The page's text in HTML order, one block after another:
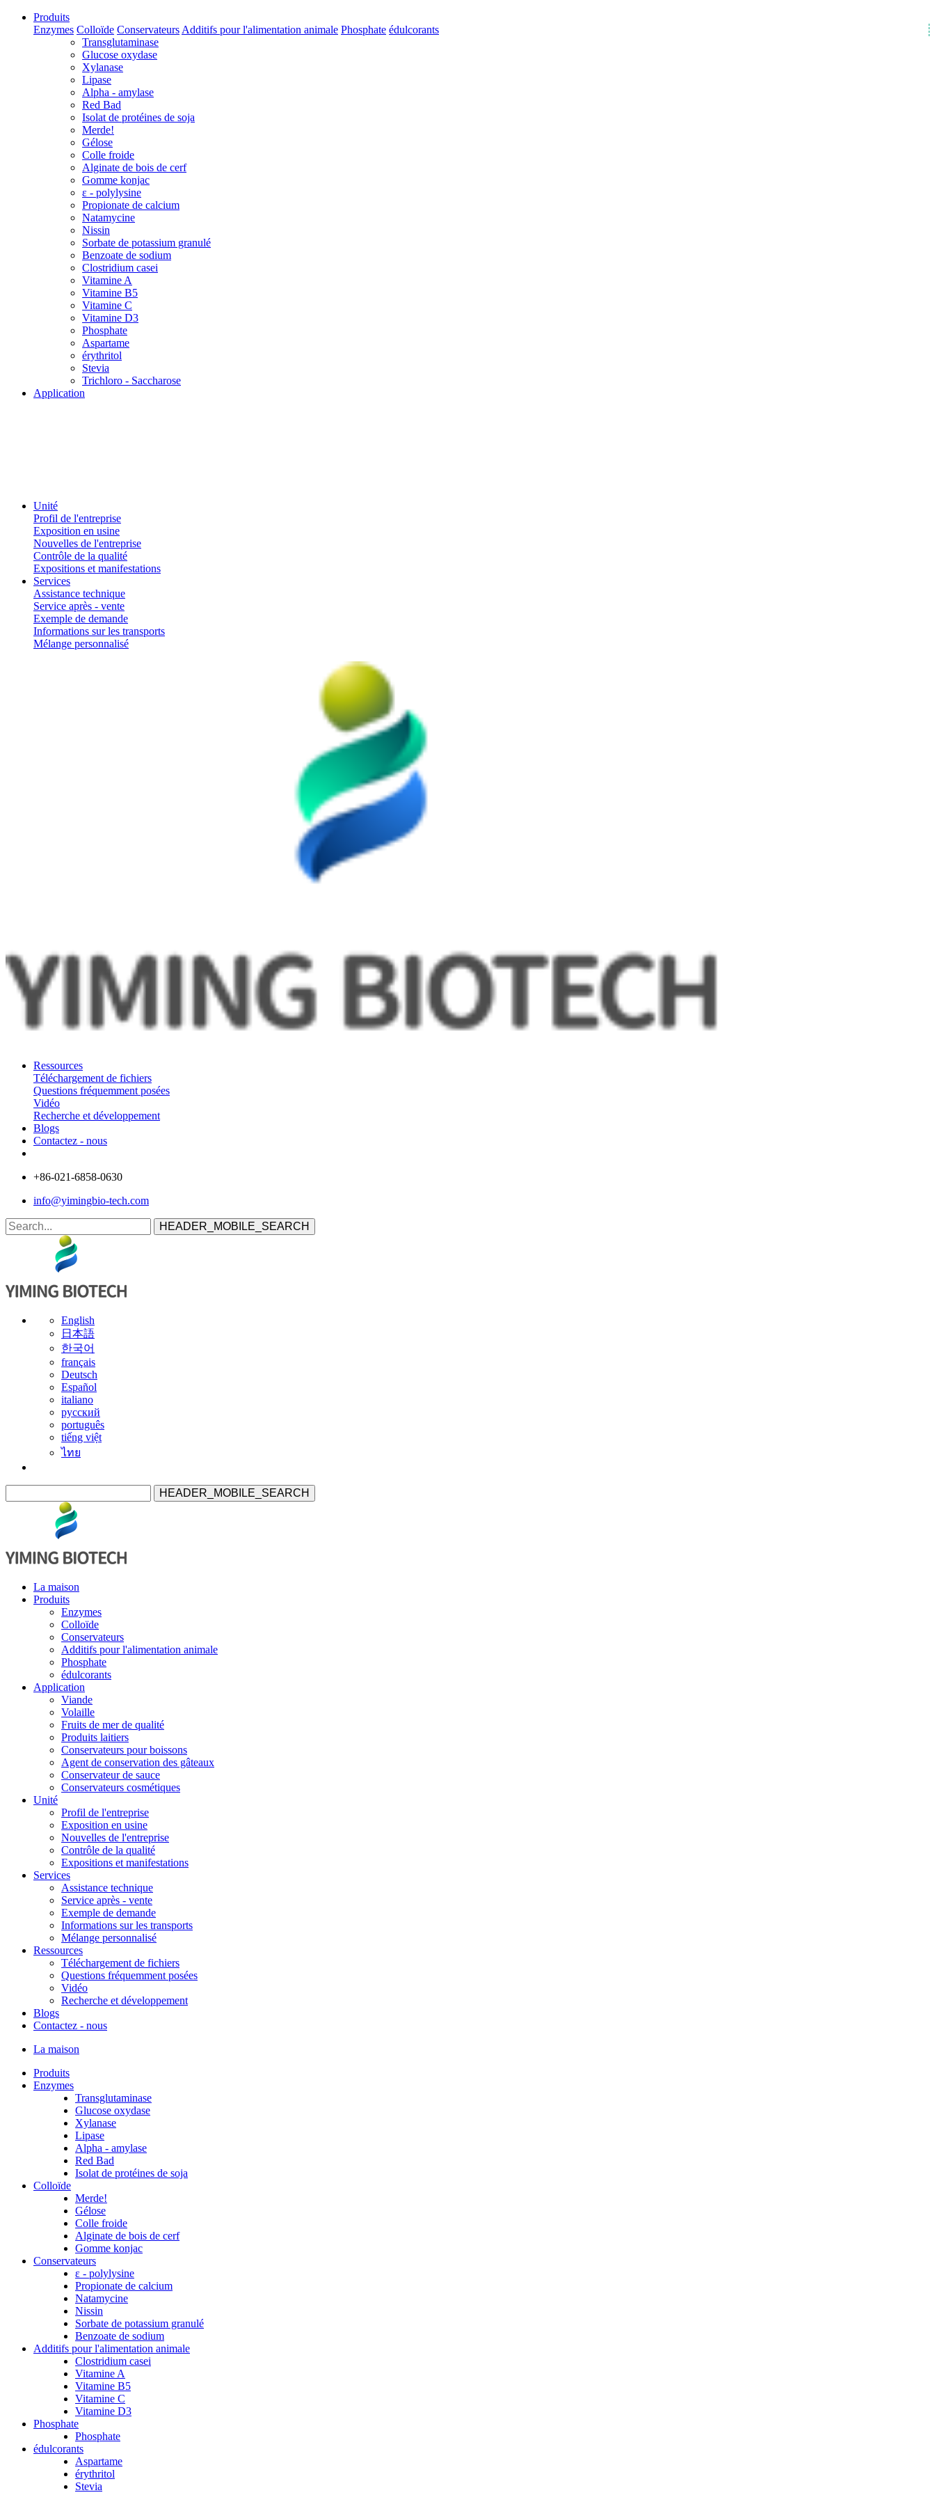
Produits
Enzymes Colloïde Conservateurs Additifs pour l'alimentation animale Phosphate édulcorants
Transglutaminase
Glucose oxydase
Xylanase
Lipase
Alpha - amylase
Red Bad
Isolat de protéines de soja
Merde!
Gélose
Colle froide
Alginate de bois de cerf
Gomme konjac
ε - polylysine
Propionate de calcium
Natamycine
Nissin
Sorbate de potassium granulé
Benzoate de sodium
Clostridium casei
Vitamine A
Vitamine B5
Vitamine C
Vitamine D3
Phosphate
Aspartame
érythritol
Stevia
Trichloro - Saccharose
Application
Unité
Profil de l'entreprise
Exposition en usine
Nouvelles de l'entreprise
Contrôle de la qualité
Expositions et manifestations
Services
Assistance technique
Service après - vente
Exemple de demande
Informations sur les transports
Mélange personnalisé
Ressources
Téléchargement de fichiers
Questions fréquemment posées
Vidéo
Recherche et développement
Blogs
Contactez - nous
+86-021-6858-0630
info@yimingbio-tech.com
HEADER_MOBILE_SEARCH
English
日本語
한국어
français
Deutsch
Español
italiano
русский
português
tiếng việt
ไทย
HEADER_MOBILE_SEARCH
La maison
Produits
Enzymes
Colloïde
Conservateurs
Additifs pour l'alimentation animale
Phosphate
édulcorants
Application
Viande
Volaille
Fruits de mer de qualité
Produits laitiers
Conservateurs pour boissons
Agent de conservation des gâteaux
Conservateur de sauce
Conservateurs cosmétiques
Unité
Profil de l'entreprise
Exposition en usine
Nouvelles de l'entreprise
Contrôle de la qualité
Expositions et manifestations
Services
Assistance technique
Service après - vente
Exemple de demande
Informations sur les transports
Mélange personnalisé
Ressources
Téléchargement de fichiers
Questions fréquemment posées
Vidéo
Recherche et développement
Blogs
Contactez - nous
La maison
Produits
Enzymes
Transglutaminase
Glucose oxydase
Xylanase
Lipase
Alpha - amylase
Red Bad
Isolat de protéines de soja
Colloïde
Merde!
Gélose
Colle froide
Alginate de bois de cerf
Gomme konjac
Conservateurs
ε - polylysine
Propionate de calcium
Natamycine
Nissin
Sorbate de potassium granulé
Benzoate de sodium
Additifs pour l'alimentation animale
Clostridium casei
Vitamine A
Vitamine B5
Vitamine C
Vitamine D3
Phosphate
Phosphate
édulcorants
Aspartame
érythritol
Stevia